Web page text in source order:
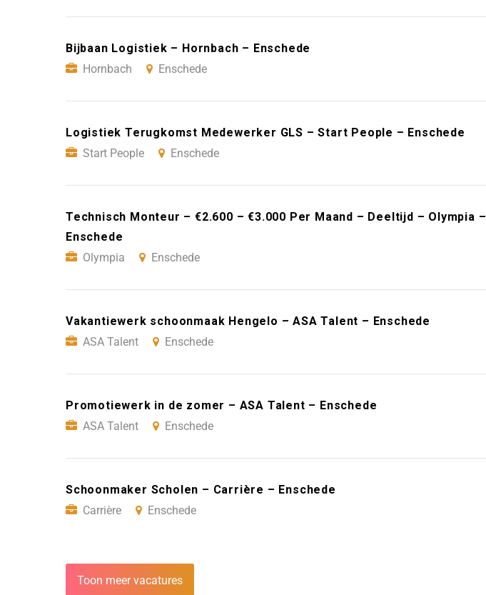
Bijbaan Logistiek – Hornbach – Enschede
Hornbach
Enschede
Logistiek Terugkomst Medewerker GLS – Start People – Enschede
Start People
Enschede
Technisch Monteur – €2.600 – €3.000 Per Maand – Deeltijd – Olympia –
Enschede
Olympia
Enschede
Vakantiewerk schoonmaak Hengelo – ASA Talent – Enschede
ASA Talent
Enschede
Promotiewerk in de zomer – ASA Talent – Enschede
ASA Talent
Enschede
Schoonmaker Scholen – Carrière – Enschede
Carrière
Enschede
Toon meer vacatures